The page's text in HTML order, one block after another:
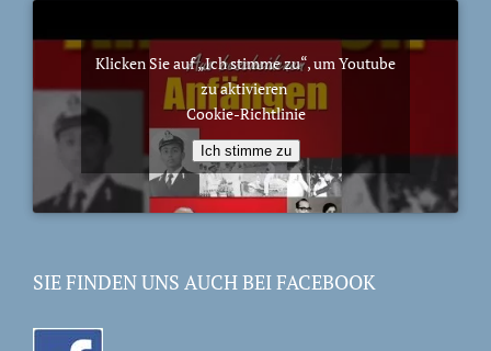
Klicken Sie auf „Ich stimme zu“, um Youtube
zu aktivieren
Cookie-Richtlinie
Ich stimme zu
SIE FINDEN UNS AUCH BEI FACEBOOK